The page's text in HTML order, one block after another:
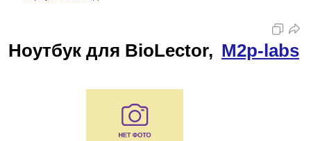
Библиотека
Ноутбук для BioLector, M2p-labs